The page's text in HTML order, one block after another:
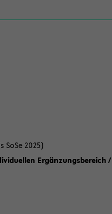
SoSe 2025)
Ergänzungsbereich